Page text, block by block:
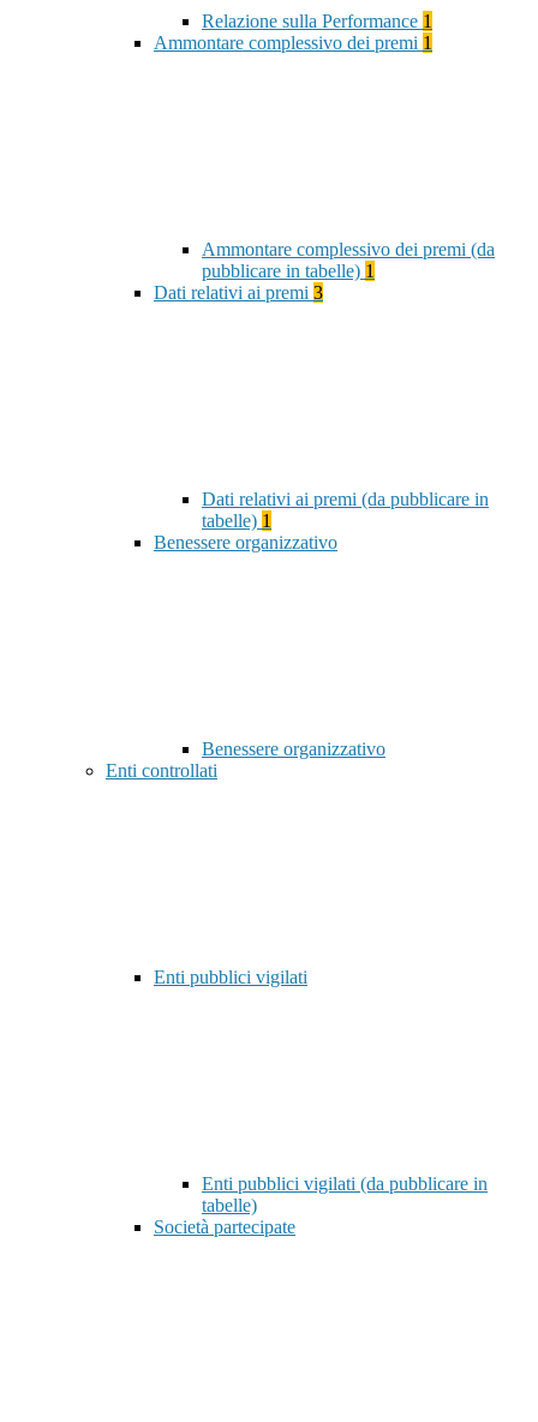
Relazione sulla Performance 1
Ammontare complessivo dei premi 1
Ammontare complessivo dei premi (da
pubblicare in tabelle) 1
Dati relativi ai premi 3
Dati relativi ai premi (da pubblicare in
tabelle) 1
Benessere organizzativo
Benessere organizzativo
Enti controllati
Enti pubblici vigilati
Enti pubblici vigilati (da pubblicare in
tabelle)
Società partecipate